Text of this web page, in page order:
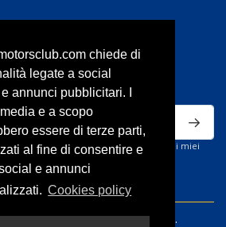
chiede di
legate a social
annunci pubblicitari. I
e a scopo
essere di terze parti,
al fine di consentire e
e annunci
Cookies policy
del sito e acconsento al trattamento dei miei
comunicazioni commerciali.
S.r.l. - All rights reserved.